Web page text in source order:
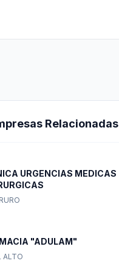
Relacionadas
URGENCIAS MEDICAS
"ADULAM"
ALTO